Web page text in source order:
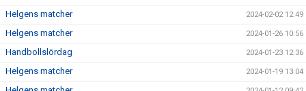
Helgens matcher 2024-02-02 12:49
Helgens matcher 2024-01-26 10:56
Handbollslördag 2024-01-23 12:36
Helgens matcher 2024-01-19 13:04